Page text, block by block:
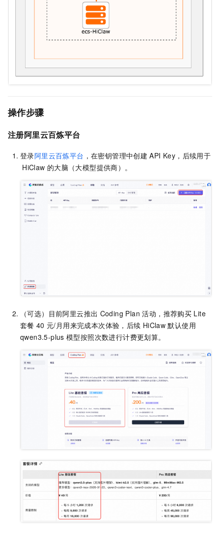
操作步骤
注册阿里云百炼平台
登录阿里云百炼平台 ，在密钥管理中创建 API Key，后续用于
HiClaw 的大脑（大模型提供商）。
（可选）目前阿里云推出 Coding Plan 活动，推荐购买 Lite
套餐 40 元/月用来完成本次体验，后续 HiClaw 默认使用
qwen3.5-plus 模型按照次数进行计费更划算。